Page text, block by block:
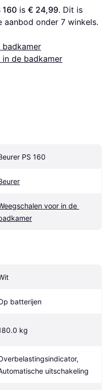
160 is € 24,99. Dit is
aanbod onder 7 winkels.
badkamer
in de badkamer
PS 160
voor in de
batterijen
kg
uitschakeling